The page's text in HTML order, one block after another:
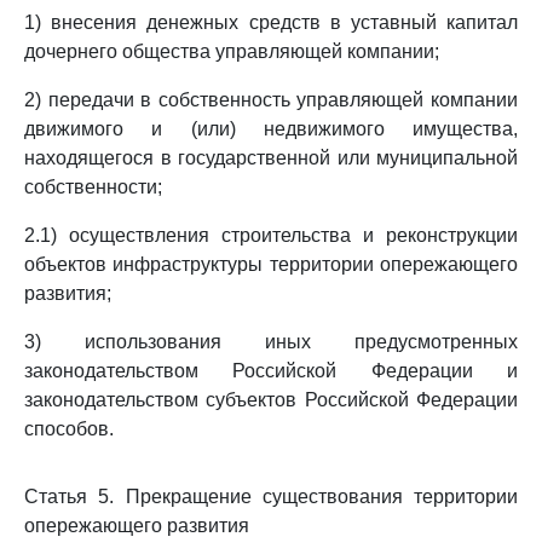
1) внесения денежных средств в уставный капитал
дочернего общества управляющей компании;
2) передачи в собственность управляющей компании
движимого и (или) недвижимого имущества,
находящегося в государственной или муниципальной
собственности;
2.1) осуществления строительства и реконструкции
объектов инфраструктуры территории опережающего
развития;
3) использования иных предусмотренных
законодательством Российской Федерации и
законодательством субъектов Российской Федерации
способов.
Статья 5. Прекращение существования территории
опережающего развития